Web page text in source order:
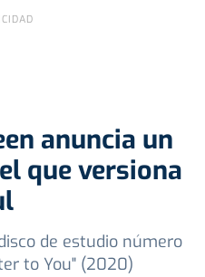
anuncia un
que versiona
de estudio número
to You" (2020)